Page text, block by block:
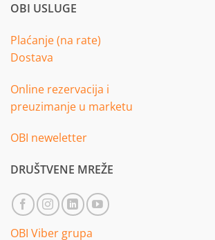
OBI USLUGE
Plaćanje (na rate)
Dostava
Online rezervacija i
preuzimanje u marketu
OBI neweletter
DRUŠTVENE MREŽE
OBI Viber grupa